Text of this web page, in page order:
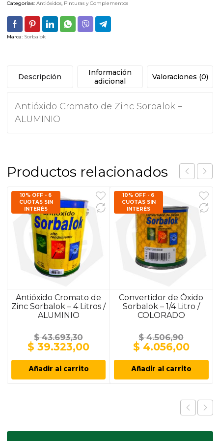
Categorías: Antióxidos, Pinturas y Complementos
Marca: Sorbalok
Descripción
Información
adicional
Valoraciones (0)
Antióxido Cromato de Zinc Sorbalok –
ALUMINIO
Productos relacionados
10% OFF - 6
CUOTAS SIN
INTERÉS
Antióxido Cromato de
Zinc Sorbalok – 4 Litros /
ALUMINIO
$43.693,30
El
original
$ 39.323,00El
es:
Añadir al carrito
10% OFF - 6
CUOTAS SIN
INTERÉS
Convertidor de Óxido
Sorbalok – 1/4 Litro /
COLORADO
$4.506,90
El
original
$ 4.056,00El
Añadir al carrito